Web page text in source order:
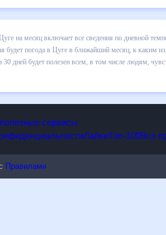
прогноз погоды в Цуге на месяц
покажет все изменения в динамике
и как правильно спланировать
людям, чувствительным к погодным
полезные сервисы
сПравилами